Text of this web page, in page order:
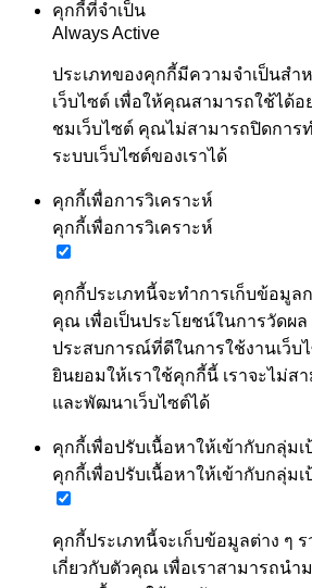
คุกกี้ที่จำเป็น
Always Active
ประเภทของคุกกี้มีความจำเป็นสำ
เว็บไซต์ เพื่อให้คุณสามารถใช้ได้อ
ชมเว็บไซต์ คุณไม่สามารถปิดการ
ระบบเว็บไซต์ของเราได้
คุกกี้เพื่อการวิเคราะห์
คุกกี้เพื่อการวิเคราะห์
คุกกี้ประเภทนี้จะทำการเก็บข้อมูล
คุณ เพื่อเป็นประโยชน์ในการวัดผ
ประสบการณ์ที่ดีในการใช้งานเว็บ
ยินยอมให้เราใช้คุกกี้นี้ เราจะไม่ส
และพัฒนาเว็บไซต์ได้
คุกกี้เพื่อปรับเนื้อหาให้เข้ากับกลุ่มเ
คุกกี้เพื่อปรับเนื้อหาให้เข้ากับกลุ่มเ
คุกกี้ประเภทนี้จะเก็บข้อมูลต่าง ๆ
เกี่ยวกับตัวคุณ เพื่อเราสามารถนำ